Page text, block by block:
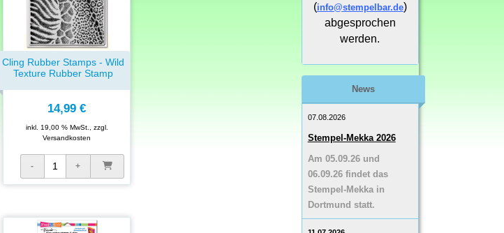
Cling Rubber Stamps - Wild
Texture Rubber Stamp
14,99 €
inkl. 19,00 % MwSt., zzgl.
Versandkosten
(info@stempelbar.de)
abgesprochen
werden.
News
07.08.2026
Stempel-Mekka 2026
Am 05.09.26 und
06.09.26 findet das
Stempel-Mekka in
Dortmund statt.